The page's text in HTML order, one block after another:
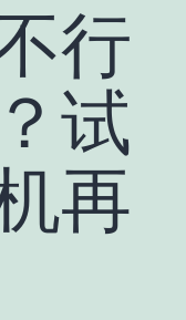
行
试
再